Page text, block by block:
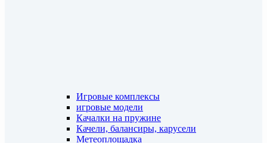
Игровые комплексы
игровые модели
Качалки на пружине
Качели, балансиры, карусели
Метеоплощадка